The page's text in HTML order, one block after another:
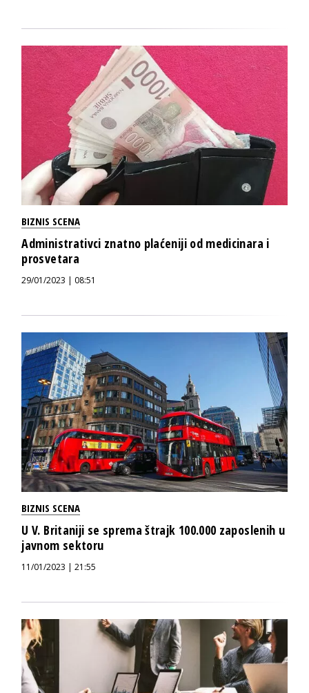
BIZNIS SCENA
Administrativci znatno plaćeniji od medicinara i
prosvetara
29/01/2023 | 08:51
BIZNIS SCENA
U V. Britaniji se sprema štrajk 100.000 zaposlenih u
javnom sektoru
11/01/2023 | 21:55